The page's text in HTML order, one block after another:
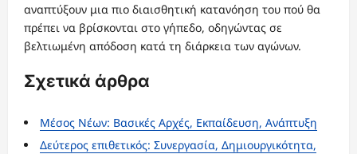
αναπτύξουν μια πιο διαισθητική κατανόηση του πού θα
πρέπει να βρίσκονται στο γήπεδο, οδηγώντας σε
βελτιωμένη απόδοση κατά τη διάρκεια των αγώνων.
Σχετικά άρθρα
Μέσος Νέων: Βασικές Αρχές, Εκπαίδευση, Ανάπτυξη
Δεύτερος επιθετικός: Συνεργασία, Δημιουργικότητα,